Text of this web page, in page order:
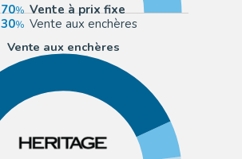
70
Vente à prix fixe
30
Vente aux enchères
Vente aux enchères